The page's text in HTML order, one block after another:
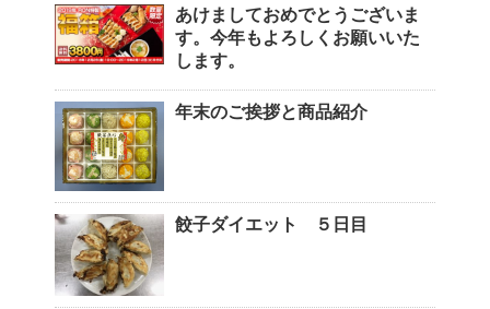
あけましておめでとうございま
す。今年もよろしくお願いいた
します。
年末のご挨拶と商品紹介
餃子ダイエット ５日目